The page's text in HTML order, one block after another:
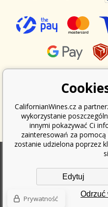
Zgodnie z ustawą o ewidencji
do wystawienia nabywcy
zarejestrować otrzymany
przypadku awarii
Copyright ©Californian Wines
CalifornianWines.cz a
wykorzystanie
innymi pokazywać Ci
zainteresowań za
zostanie udzielona poprzez
Odrzuć
Edytuj
Prywatność